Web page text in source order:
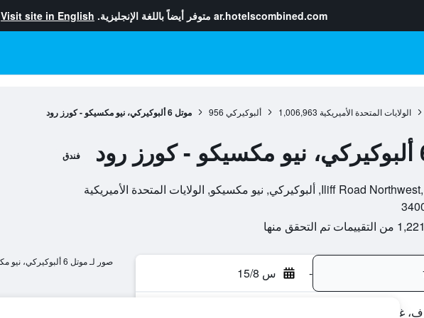
ar.hotelscombined.com متوفر أيضاً باللغة الإنجليزية. Visit site in English
الولايات المتحدة الأميريكية 1,006,963 ألبوكيركي 956 موتل 6 ألبوكيركي، نيو مكسيكو - كورز رود
فندق
1,221 من التقييمات تم التحقق منها
- س 15/8
صور لـ موتل 6 ألبوكيركي، نيو مكسيكو - كورز رود